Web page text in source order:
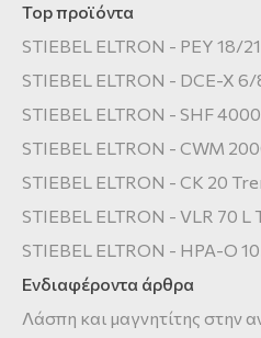
Top προϊόντα
STIEBEL ELTRON - PEY 18/
STIEBEL ELTRON - DCE-X
STIEBEL ELTRON - SHF 4000
STIEBEL ELTRON - CWM
STIEBEL ELTRON - CK 20
STIEBEL ELTRON - VLR 70 L
STIEBEL ELTRON - HPA-O
Ενδιαφέροντα άρθρα
Λάσπη και μαγνητίτης στην